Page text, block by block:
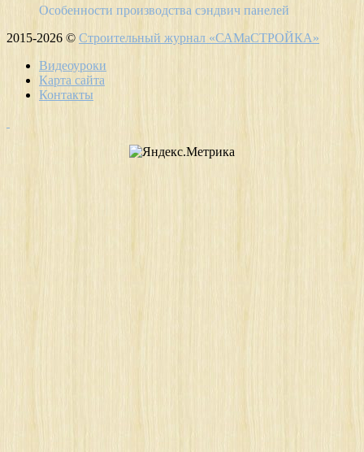
Особенности производства сэндвич панелей
2015-2026 © Строительный журнал «САМаСТРОЙКА»
Видеоуроки
Карта сайта
Контакты